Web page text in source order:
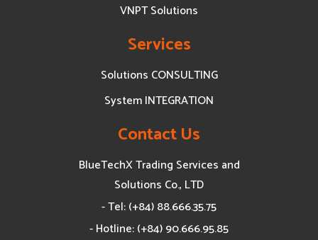
VNPT Solutions
Services
Solutions CONSULTING
System INTEGRATION
Contact Us
BlueTechX Trading Services and
Solutions Co., LTD
- Tel: (+84) 88.666.35.75
- Hotline: (+84) 90.666.95.85